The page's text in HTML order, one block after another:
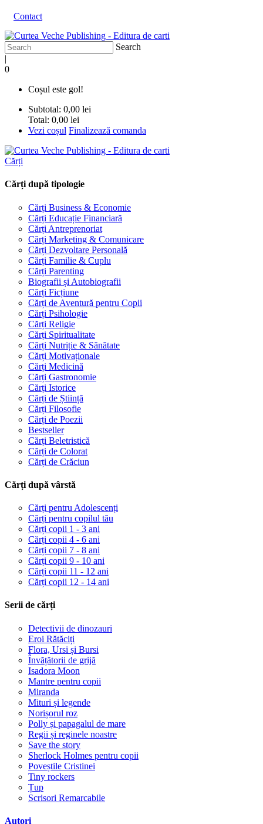
Contact
Search
|
0
Coșul este gol!
Subtotal: 0,00 lei
Total: 0,00 lei
Vezi coșul Finalizează comanda
Cărți
Cărți după tipologie
Cărți Business & Economie
Cărți Educație Financiară
Cărți Antreprenoriat
Cărți Marketing & Comunicare
Cărți Dezvoltare Personală
Cărți Familie & Cuplu
Cărți Parenting
Biografii și Autobiografii
Cărți Ficțiune
Cărți de Aventură pentru Copii
Cărți Psihologie
Cărți Religie
Cărți Spiritualitate
Cărți Nutriție & Sănătate
Cărți Motivaționale
Cărți Medicină
Cărți Gastronomie
Cărți Istorice
Cărți de Știință
Cărți Filosofie
Cărți de Poezii
Bestseller
Cărți Beletristică
Cărți de Colorat
Cărți de Crăciun
Cărți după vârstă
Cărți pentru Adolescenți
Cărți pentru copilul tău
Cărți copii 1 - 3 ani
Cărți copii 4 - 6 ani
Cărți copii 7 - 8 ani
Cărți copii 9 - 10 ani
Cărți copii 11 - 12 ani
Cărți copii 12 - 14 ani
Serii de cărți
Detectivii de dinozauri
Eroi Rătăciți
Flora, Ursi și Bursi
Învățătorii de grijă
Isadora Moon
Mantre pentru copii
Miranda
Mituri și legende
Norișorul roz
Polly și papagalul de mare
Regii și reginele noastre
Save the story
Sherlock Holmes pentru copii
Poveștile Cristinei
Tiny rockers
Țup
Scrisori Remarcabile
Autori